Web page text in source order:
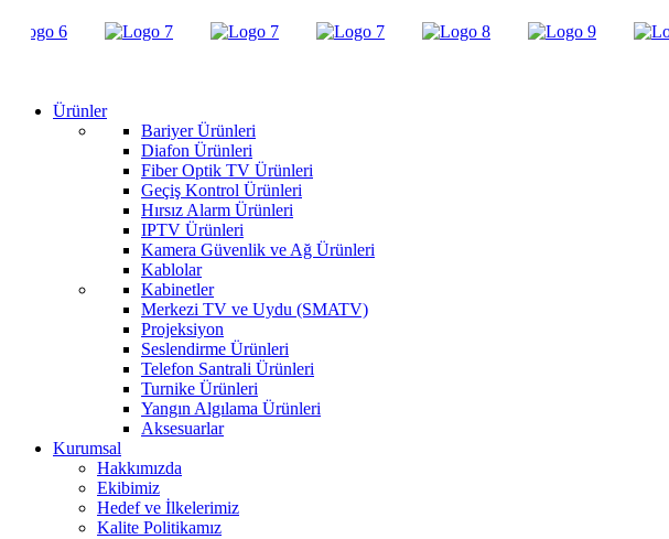
Ürünler
Bariyer Ürünleri
Diafon Ürünleri
Fiber Optik TV Ürünleri
Geçiş Kontrol Ürünleri
Hırsız Alarm Ürünleri
IPTV Ürünleri
Kamera Güvenlik ve Ağ Ürünleri
Kablolar
Kabinetler
Merkezi TV ve Uydu (SMATV)
Projeksiyon
Seslendirme Ürünleri
Telefon Santrali Ürünleri
Turnike Ürünleri
Yangın Algılama Ürünleri
Aksesuarlar
Kurumsal
Hakkımızda
Ekibimiz
Hedef ve İlkelerimiz
Kalite Politikamız